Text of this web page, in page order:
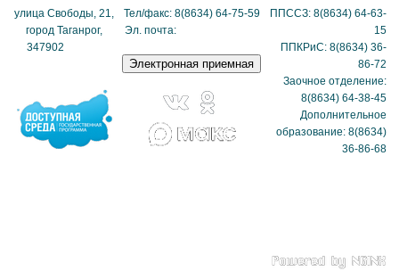
улица Свободы, 21,
город Таганрог,
347902
Тел/факс: 8(8634) 64-75-59
Эл. почта:
ППССЗ: 8(8634) 64-63-
15
ППКРиС: 8(8634) 36-
86-72
Заочное отделение:
8(8634) 64-38-45
Дополнительное
образование: 8(8634)
36-86-68